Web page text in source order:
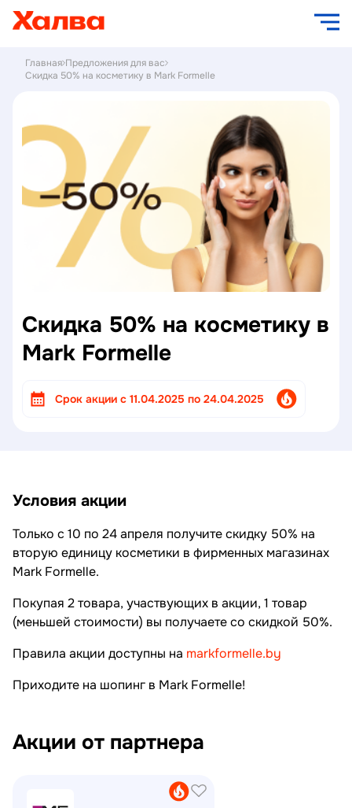
Главная Предложения для вас
Скидка 50% на косметику в Mark Formelle
Скидка 50% на косметику в
Mark Formelle
Cрок акции с 11.04.2025 по 24.04.2025
Условия акции
Только с 10 по 24 апреля получите скидку 50% на
вторую единицу косметики в фирменных магазинах
Mark Formelle.
Покупая 2 товара, участвующих в акции, 1 товар
(меньшей стоимости) вы получаете со скидкой 50%.
Правила акции доступны на markformelle.by
Приходите на шопинг в Mark Formelle!
Акции от партнера